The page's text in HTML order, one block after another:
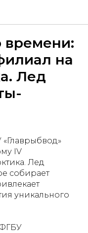
времени:
на
Лед
IV
Лед
собирает
уникального
ФГБУ